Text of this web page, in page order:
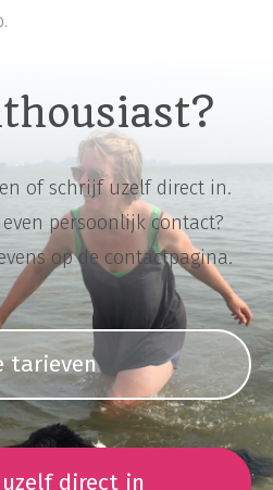
of schrijf uzelf direct in.
persoonlijk contact?
op de contactpagina.
tarieven
direct in